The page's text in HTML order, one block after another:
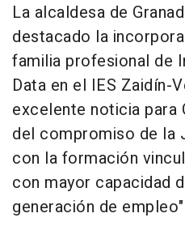
La alcaldesa de
destacado la
familia profesional de
Data en el IES Zaidín-
excelente noticia para
del compromiso de la
con la formación
con mayor capacidad
generación de